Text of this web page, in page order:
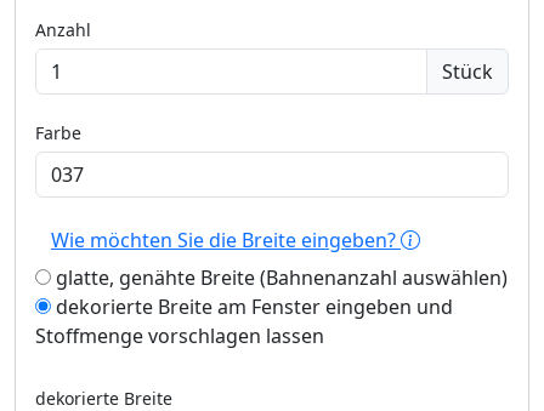
Anzahl
Stück
Farbe
Wie möchten Sie die Breite eingeben?
glatte, genähte Breite (Bahnenanzahl auswählen)
dekorierte Breite am Fenster eingeben und
Stoffmenge vorschlagen lassen
dekorierte Breite